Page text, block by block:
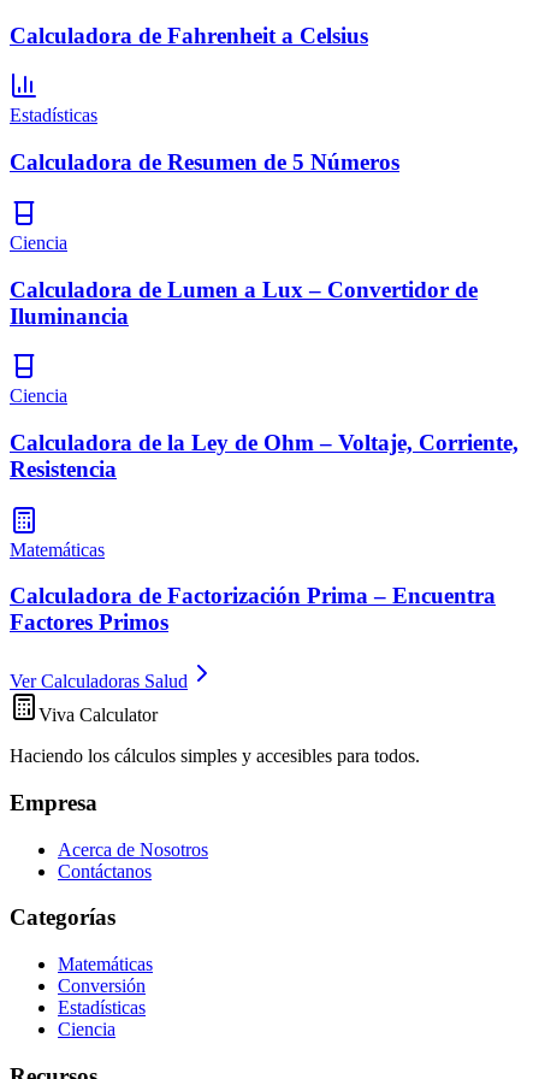
Calculadora de Fahrenheit a Celsius
Estadísticas
Calculadora de Resumen de 5 Números
Ciencia
Calculadora de Lumen a Lux – Convertidor de
Iluminancia
Ciencia
Calculadora de la Ley de Ohm – Voltaje, Corriente,
Resistencia
Matemáticas
Calculadora de Factorización Prima – Encuentra
Factores Primos
Ver Calculadoras Salud
Viva Calculator
Haciendo los cálculos simples y accesibles para todos.
Empresa
Acerca de Nosotros
Contáctanos
Categorías
Matemáticas
Conversión
Estadísticas
Ciencia